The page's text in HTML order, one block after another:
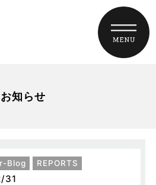
お知らせ
Blog REPORTS
31